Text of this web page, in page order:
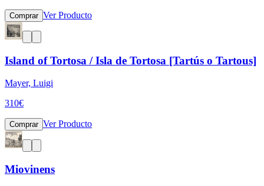
Comprar Ver Producto
Island of Tortosa / Isla de Tortosa [Tartús o Tartous]
Mayer, Luigi
310€
Comprar Ver Producto
Miovinens